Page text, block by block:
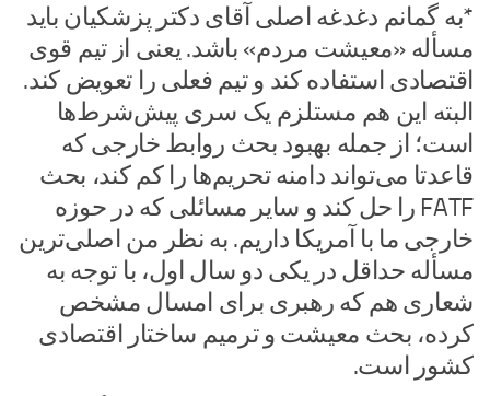
*به گمانم دغدغه اصلی آقای دکتر پزشکیان باید
مسأله «معیشت مردم» باشد. یعنی از تیم قوی
اقتصادی استفاده کند و تیم فعلی را تعویض کند.
البته این هم مستلزم یک سری پیش‌شرط‌ها
است؛ از جمله بهبود بحث روابط خارجی که
قاعدتا می‌تواند دامنه تحریم‌ها را کم کند، بحث
FATF را حل کند و سایر مسائلی که در حوزه
خارجی ما با آمریکا داریم. به نظر من اصلی‌ترین
مسأله حداقل در یکی دو سال اول، با توجه به
شعاری هم که رهبری برای امسال مشخص
کرده، بحث معیشت و ترمیم ساختار اقتصادی
کشور است.